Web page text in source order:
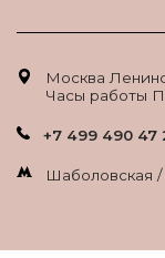
Москва
Часы работы
+7 499 490 47
Шаболовская /